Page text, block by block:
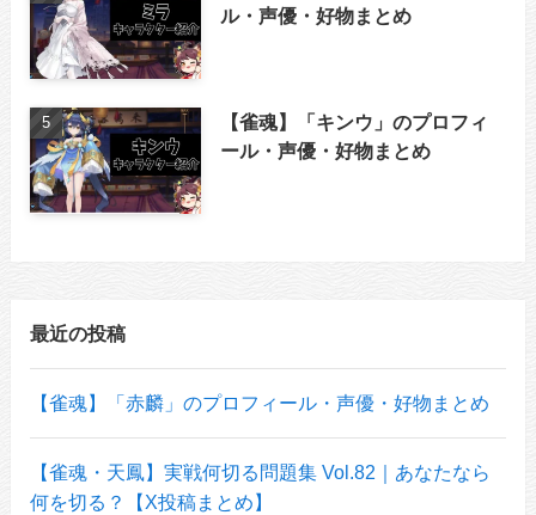
ル・声優・好物まとめ
【雀魂】「キンウ」のプロフィ
ール・声優・好物まとめ
最近の投稿
【雀魂】「赤麟」のプロフィール・声優・好物まとめ
【雀魂・天鳳】実戦何切る問題集 Vol.82｜あなたなら
何を切る？【X投稿まとめ】